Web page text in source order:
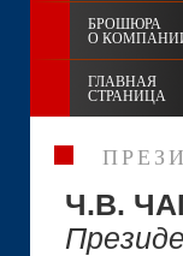
БРОШЮРА
О
ГЛАВНАЯ
СТРАНИЦА
Ч.В.